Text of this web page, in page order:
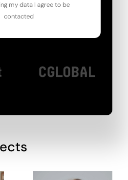
my data I agree to be
contacted